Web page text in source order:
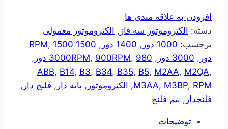
افزودن به علاقه مندی ها
دسته: الکتروموتور سه فاز , الکتروموتور معمولی
برچسب: 1000 دور , 1400 دور ,
1500 RPM
, 1500
دور , 3000 دور ,
3000RPM, 900RPM, 980 دور
,
ABB, B14, B3, B34, B35, B5, M2AA, M2QA,
M3AA, M3BP, RPM
, الکتروموتور , پایه دار , فلنچ دار ,
فلنچدار , نیم فلنچ
توضیحات